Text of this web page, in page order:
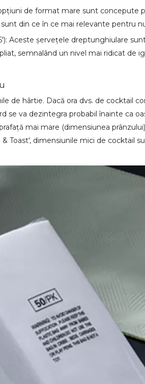
de format mare sunt concepute
din ce în ce mai relevante pentru
Aceste șervețele dreptunghiulare
semnalând un nivel mai ridicat de
de hârtie. Dacă ora dvs. de cocktail
se va dezintegra probabil înainte ca
mai mare (dimensiunea
Toast', dimensiunile mici de cocktail